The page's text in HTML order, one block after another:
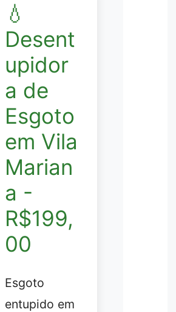
💧
Desent
upidor
a de
Esgoto
em Vila
Marian
a -
R$199,
00
Esgoto
entupido em